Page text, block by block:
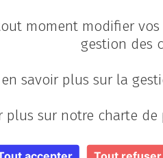
les
du contrat
de l’une des
moment modifier
gestion des
savoir plus sur la
plus sur notre charte